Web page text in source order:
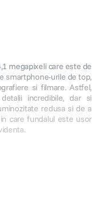
megapixeli care este de
smartphone-urile de top,
si filmare. Astfel,
incredibile, dar si
redusa si de a
care fundalul este usor